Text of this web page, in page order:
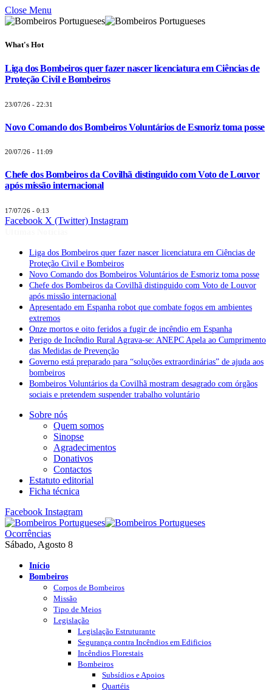
Close Menu
What's Hot
Liga dos Bombeiros quer fazer nascer licenciatura em Ciências de
Proteção Civil e Bombeiros
23/07/26 - 22:31
Novo Comando dos Bombeiros Voluntários de Esmoriz toma posse
20/07/26 - 11:09
Chefe dos Bombeiros da Covilhã distinguido com Voto de Louvor
após missão internacional
17/07/26 - 0:13
Facebook X (Twitter) Instagram
Liga dos Bombeiros quer fazer nascer licenciatura em Ciências de
Proteção Civil e Bombeiros
Novo Comando dos Bombeiros Voluntários de Esmoriz toma posse
Chefe dos Bombeiros da Covilhã distinguido com Voto de Louvor
após missão internacional
Apresentado em Espanha robot que combate fogos em ambientes
extremos
Onze mortos e oito feridos a fugir de incêndio em Espanha
Perigo de Incêndio Rural Agrava-se: ANEPC Apela ao Cumprimento
das Medidas de Prevenção
Governo está preparado para “soluções extraordinárias” de ajuda aos
bombeiros
Bombeiros Voluntários da Covilhã mostram desagrado com órgãos
sociais e pretendem suspender trabalho voluntário
Sobre nós
Quem somos
Sinopse
Agradecimentos
Donativos
Contactos
Estatuto editorial
Ficha técnica
Facebook Instagram
Ocorrências
Sábado, Agosto 8
Início
Bombeiros
Corpos de Bombeiros
Missão
Tipo de Meios
Legislação
Legislação Estruturante
Segurança contra Incêndios em Edificios
Incêndios Florestais
Bombeiros
Subsídios e Apoios
Quartéis